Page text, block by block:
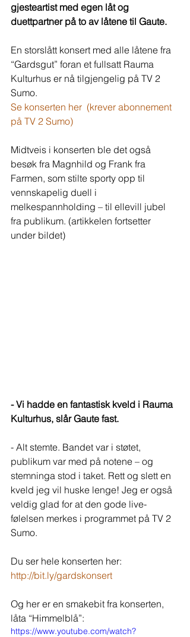
gjesteartist med egen låt og
duettpartner på to av låtene til Gaute.
En storslått konsert med alle låtene fra
“Gardsgut” foran et fullsatt Rauma
Kulturhus er nå tilgjengelig på TV 2
Sumo.
Se konserten her  (krever abonnement
på TV 2 Sumo)
Midtveis i konserten ble det også
besøk fra Magnhild og Frank fra
Farmen, som stilte sporty opp til
vennskapelig duell i
melkespannholding – til ellevill jubel
fra publikum. (artikkelen fortsetter
under bildet)
- Vi hadde en fantastisk kveld i Rauma
Kulturhus, slår Gaute fast.
- Alt stemte. Bandet var i støtet,
publikum var med på notene – og
stemninga stod i taket. Rett og slett en
kveld jeg vil huske lenge! Jeg er også
veldig glad for at den gode live-
følelsen merkes i programmet på TV 2
Sumo.
Du ser hele konserten her:
http://bit.ly/gardskonsert
Og her er en smakebit fra konserten,
låta “Himmelblå”:
https://www.youtube.com/watch?